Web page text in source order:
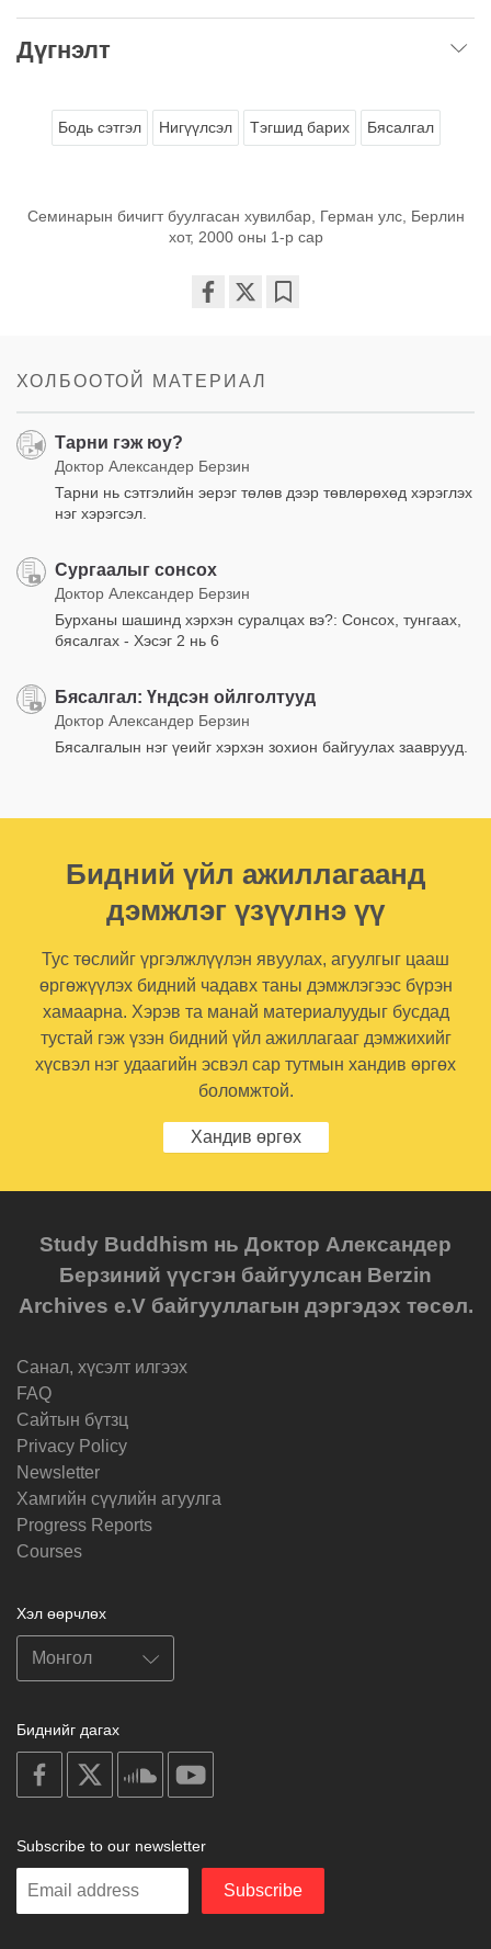
Дүгнэлт
Бодь сэтгэл Нигүүлсэл Тэгшид барих Бясалгал
Семинарын бичигт буулгасан хувилбар, Герман улс, Берлин
хот, 2000 оны 1-p сар
ХОЛБООТОЙ МАТЕРИАЛ
Тарни гэж юу?
Доктор Александер Берзин
Тарни нь сэтгэлийн эерэг төлөв дээр төвлөрөхөд хэрэглэх
нэг хэрэгсэл.
Сургаалыг сонсох
Доктор Александер Берзин
Бурханы шашинд хэрхэн суралцах вэ?: Сонсох, тунгаах,
бясалгах - Хэсэг 2 нь 6
Бясалгал: Үндсэн ойлголтууд
Доктор Александер Берзин
Бясалгалын нэг үеийг хэрхэн зохион байгуулах зааврууд.
Бидний үйл ажиллагаанд
дэмжлэг үзүүлнэ үү
Тус төслийг үргэлжлүүлэн явуулах, агуулгыг цааш
өргөжүүлэх бидний чадавх таны дэмжлэгээс бүрэн
хамаарна. Хэрэв та манай материалуудыг бусдад
тустай гэж үзэн бидний үйл ажиллагааг дэмжихийг
хүсвэл нэг удаагийн эсвэл сар тутмын хандив өргөх
боломжтой.
Хандив өргөх
Study Buddhism нь Доктор Александер
Берзиний үүсгэн байгуулсан Berzin
Archives e.V байгууллагын дэргэдэх төсөл.
Санал, хүсэлт илгээх
FAQ
Cайтын бүтзц
Privacy Policy
Newsletter
Хамгийн сүүлийн агуулга
Progress Reports
Courses
Хэл өөрчлөх
Биднийг дагах
on
facebook
soundcloud
Subscribe to our newsletter
Enter
Subscribe